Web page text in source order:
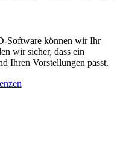
Software können wir Ihr
wir sicher, dass ein
Ihren Vorstellungen passt.